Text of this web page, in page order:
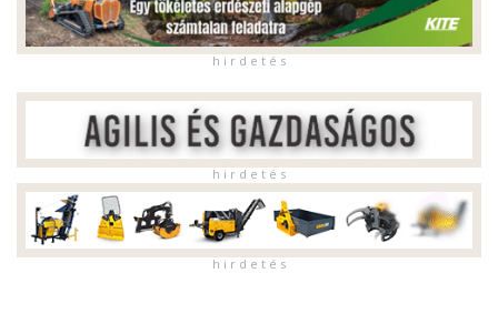
h i r d e t é s
h i r d e t é s
h i r d e t é s